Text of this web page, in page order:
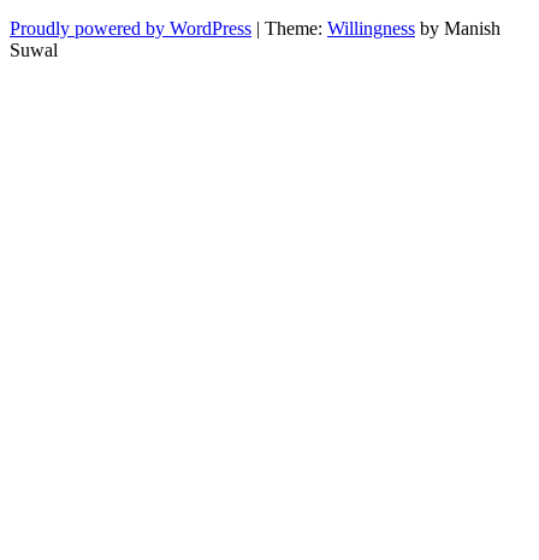
Proudly powered by WordPress | Theme: Willingness by Manish
Suwal